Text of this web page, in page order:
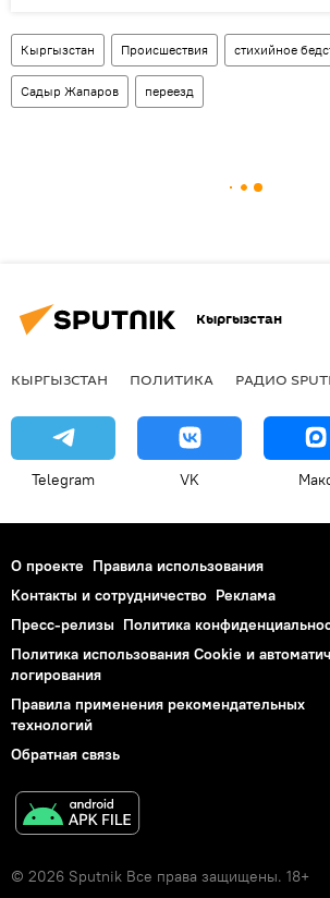
Кыргызстан Происшествия стихийное
Садыр Жапаров переезд
Кыргызстан
КЫРГЫЗСТАН ПОЛИТИКА РАДИО
Telegram VK
О проекте Правила использования
Контакты и сотрудничество Реклама
Пресс-релизы Политика
Политика использования Cookie и
логирования
Правила применения рекомендательных
технологий
Обратная связь
© 2026 Sputnik Все права защищены. 18+